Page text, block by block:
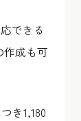
できる
作成も可
き1,180